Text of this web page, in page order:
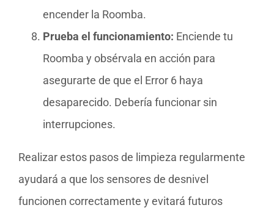
encender la Roomba.
Prueba el funcionamiento: Enciende tu
Roomba y obsérvala en acción para
asegurarte de que el Error 6 haya
desaparecido. Debería funcionar sin
interrupciones.
Realizar estos pasos de limpieza regularmente
ayudará a que los sensores de desnivel
funcionen correctamente y evitará futuros